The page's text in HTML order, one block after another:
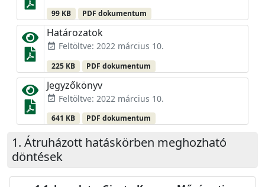
99 KB PDF dokumentum
Határozatok
event_available Feltöltve: 2022 március 10.
225 KB PDF dokumentum
Jegyzőkönyv
event_available Feltöltve: 2022 március 10.
641 KB PDF dokumentum
Átruházott hatáskörben meghozható
döntések